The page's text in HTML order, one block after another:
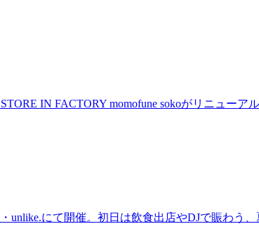
IN FACTORY momofune sokoがリニュー
unlike.にて開催。初日は飲食出店やDJで賑わう、